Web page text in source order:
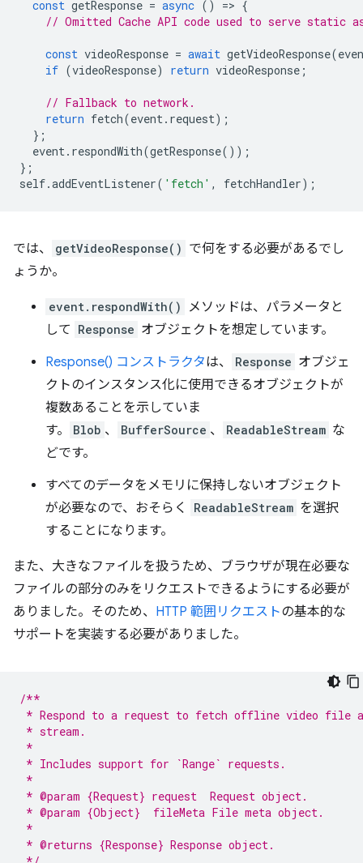
const getResponse = async () => {
// Omitted Cache API code used to serve static
const videoResponse = await getVideoResponse(
if (videoResponse) return videoResponse ;
// Fallback to network.
return fetch(event. request);
};
event. respondWith(getResponse());
};
self.addEventListener( 'fetch' , fetchHandler);
では、 getVideoResponse() で何をする必要があるでし
ょうか。
event.respondWith()
メソッドは、パラメータと
して Response オブジェクトを想定しています。
Response() コンストラクタは、 Response オブジェ
クトのインスタンス化に使用できるオブジェクトが
複数あることを示していま
す。
Blob 、 BufferSource 、 ReadableStream な
どです。
すべてのデータをメモリに保持しないオブジェクト
が必要なので、おそらく
ReadableStream を選択
することになります。
また、大きなファイルを扱うため、ブラウザが現在必要な
ファイルの部分のみをリクエストできるようにする必要が
ありました。そのため、 HTTP 範囲リクエストの基本的な
サポートを実装する必要がありました。
/**
* Respond to a request to fetch offline video file
* stream.
*
* Includes support for `Range` requests.
*
* @param {Request} request  Request object.
* @param {Object}  fileMeta File meta object.
*
* @returns {Response} Response object.